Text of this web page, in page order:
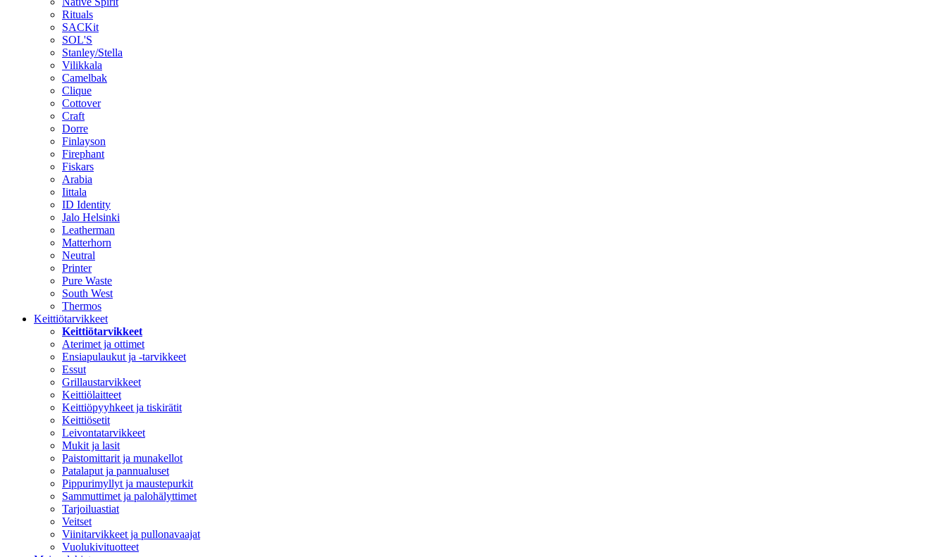
Rituals
SACKit
SOL'S
Stanley/Stella
Vilikkala
Camelbak
Clique
Cottover
Craft
Dorre
Finlayson
Firephant
Fiskars
Arabia
Iittala
ID Identity
Jalo Helsinki
Leatherman
Matterhorn
Neutral
Printer
Pure Waste
South West
Thermos
Keittiötarvikkeet
Keittiötarvikkeet
Aterimet ja ottimet
Ensiapulaukut ja -tarvikkeet
Essut
Grillaustarvikkeet
Keittiölaitteet
Keittiöpyyhkeet ja tiskirätit
Keittiösetit
Leivontatarvikkeet
Mukit ja lasit
Paistomittarit ja munakellot
Patalaput ja pannualuset
Pippurimyllyt ja maustepurkit
Sammuttimet ja palohälyttimet
Tarjoiluastiat
Veitset
Viinitarvikkeet ja pullonavaajat
Vuolukivituotteet